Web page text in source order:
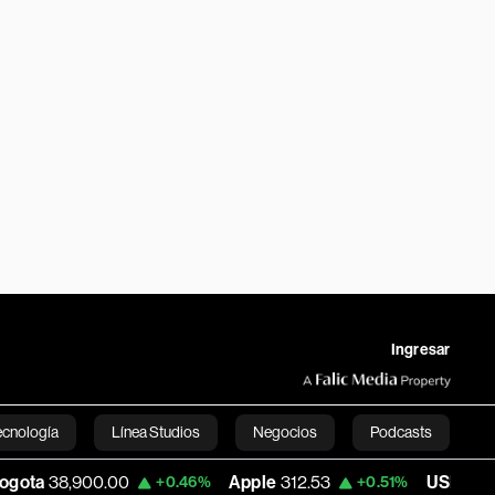
Ingresar
Línea Studios Negocios Podcasts
English
+0.46% Apple 312.53 +0.51% USD COP 3,159.39